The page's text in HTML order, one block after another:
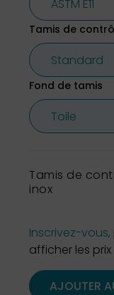
Tamis de
Fond de tamis
Tamis de
inox
Inscrivez-vous,
afficher les prix
AJOUTER